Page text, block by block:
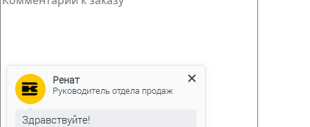
Ренат
Руководитель отдела продаж
Здравствуйте!